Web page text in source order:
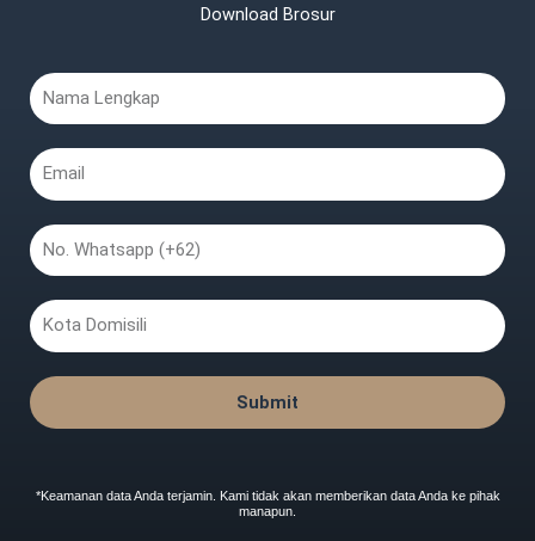
Download Brosur
Nama
Lengkap
Email
No.
Whatsapp
Kota
Domisili
Submit
*Keamanan data Anda terjamin. Kami tidak akan memberikan data Anda ke pihak
manapun.